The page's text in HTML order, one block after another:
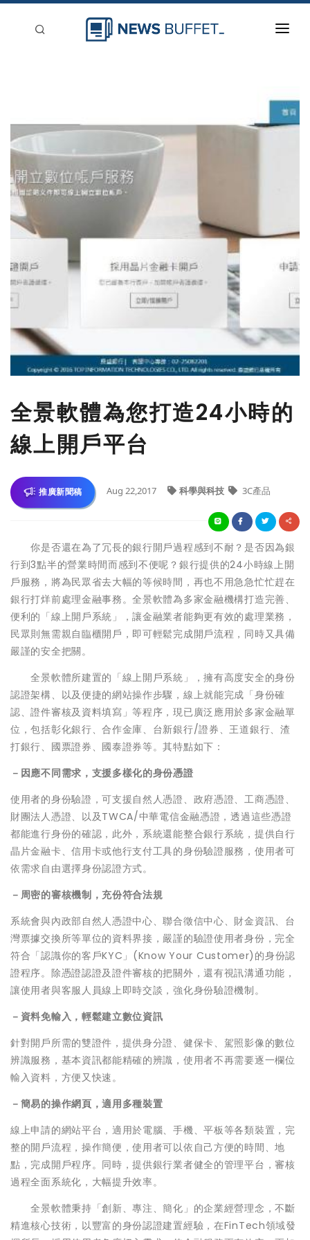
全景軟體為您打造24小時的
線上開戶平台
推廣新聞稿 Aug 22,2017 科學與科技 3C產品
你是否還在為了冗長的銀行開戶過程感到不耐？是否因為銀
行到3點半的營業時間而感到不便呢？銀行提供的24小時線上開
戶服務，將為民眾省去大幅的等候時間，再也不用急急忙忙趕在
銀行打烊前處理金融事務。全景軟體為多家金融機構打造完善、
便利的「線上開戶系統」，讓金融業者能夠更有效的處理業務，
民眾則無需親自臨櫃開戶，即可輕鬆完成開戶流程，同時又具備
嚴謹的安全把關。
全景軟體所建置的「線上開戶系統」，擁有高度安全的身份
認證架構、以及便捷的網站操作步驟，線上就能完成「身份確
認、證件審核及資料填寫」等程序，現已廣泛應用於多家金融單
位，包括彰化銀行、合作金庫、台新銀行/證券、王道銀行、渣
打銀行、國票證券、國泰證券等。其特點如下：
－因應不同需求，支援多樣化的身份憑證
使用者的身份驗證，可支援自然人憑證、政府憑證、工商憑證、
財團法人憑證、以及TWCA/中華電信金融憑證，透過這些憑證
都能進行身份的確認，此外，系統還能整合銀行系統，提供自行
晶片金融卡、信用卡或他行支付工具的身份驗證服務，使用者可
依需求自由選擇身份認證方式。
－周密的審核機制，充份符合法規
系統會與內政部自然人憑證中心、聯合徵信中心、財金資訊、台
灣票據交換所等單位的資料界接，嚴謹的驗證使用者身份，完全
符合「認識你的客戶KYC」(Know Your Customer)的身份認
證程序。除憑證認證及證件審核的把關外，還有視訊溝通功能，
讓使用者與客服人員線上即時交談，強化身份驗證機制。
－資料免輸入，輕鬆建立數位資訊
針對開戶所需的雙證件，提供身分證、健保卡、駕照影像的數位
辨識服務，基本資訊都能精確的辨識，使用者不再需要逐一欄位
輸入資料，方便又快速。
－簡易的操作網頁，適用多種裝置
線上申請的網站平台，適用於電腦、手機、平板等各類裝置，完
整的開戶流程，操作簡便，使用者可以依自己方便的時間、地
點，完成開戶程序。同時，提供銀行業者健全的管理平台，審核
過程全面系統化，大幅提升效率。
全景軟體秉持「創新、專注、簡化」的企業經營理念，不斷
精進核心技術，以豐富的身份認證建置經驗，在FinTech領域發